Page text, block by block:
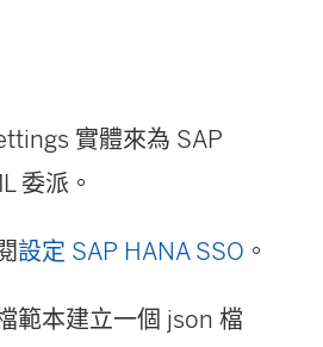
實體來為 SAP
委派。
設定 SAP HANA SSO 。
範本建立一個 json 檔